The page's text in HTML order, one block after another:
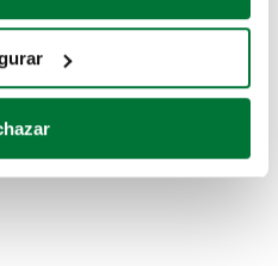
su ubicación geográfica
analizándolo activamente
específicas (huellas
cómo se procesan sus